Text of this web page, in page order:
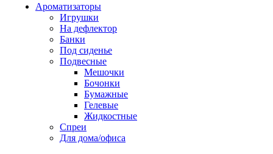
Ароматизаторы
Игрушки
На дефлектор
Банки
Под сиденье
Подвесные
Мешочки
Бочонки
Бумажные
Гелевые
Жидкостные
Спреи
Для дома/офиса